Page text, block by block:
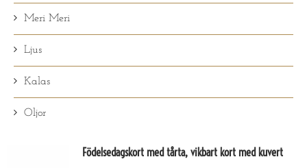
Meri Meri
Ljus
Kalas
Oljor
Födelsedagskort med tårta, vikbart kort med kuvert